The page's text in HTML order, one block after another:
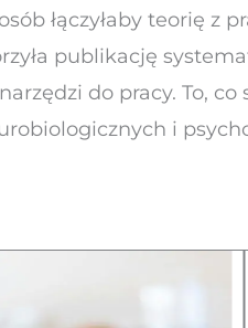
łączyłaby teorię z
publikację
do pracy. To,
i